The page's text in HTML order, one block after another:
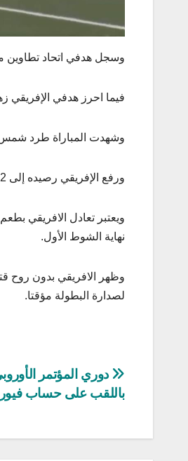
وسجل هدفي اتحاد تطاوين مخموت
فيما احرز هدفي الإفريقي زهير الذوادي
وشهدت المباراة طرد شمس
ورفع الإفريقي رصيده إلى 22 نقطة في المركز الثاني، كما رفع اتحاد تطاوين رصيده إلى 4 نقاط في المركز الثامن (الأخير).
ويعتبر تعادل الافريقي
نهاية الشوط الأول.
وظهر الافريقي بدون روح
لصدارة البطولة مؤقتا.
تصفّح
المقالات
دوري المؤتمر
باللقب على حساب